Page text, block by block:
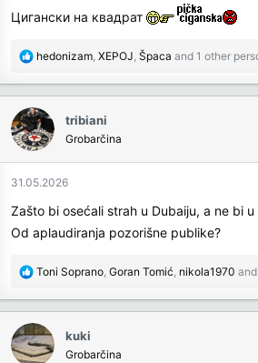
Цигански на квадрат
R
c
t
i
o
n
:
hedonizam, XEPOJ, Špaca and 1 other
tribiani
Grobarčina
31.05.2026
Zašto bi osećali strah u Dubaiju, a ne bi
Od aplaudiranja pozorišne publike?
R
c
t
i
Toni Soprano, Goran Tomić, nikola1970
kuki
Grobarčina